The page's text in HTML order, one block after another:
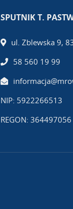
SPUTNIK T.
ul. Zblewska 9,
58 560 19 99
NIP: 5922266513
REGON: 364497056